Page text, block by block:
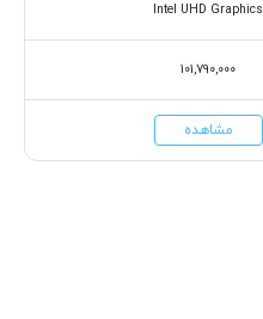
Intel UHD Graphics
101,790,000
مشاهده